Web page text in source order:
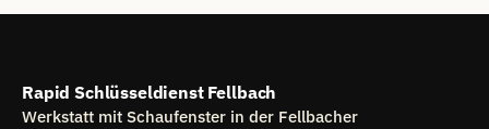
Rapid Schlüsseldienst Fellbach
Werkstatt mit Schaufenster in der Fellbacher